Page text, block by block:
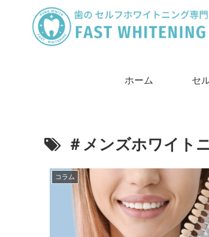
ホーム セ
＃メンズホワイト
コラム